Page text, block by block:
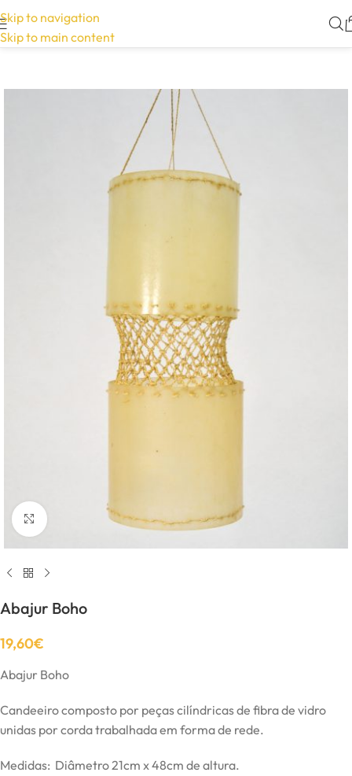
Skip to navigation
Skip to main content
Click to enlarge
Abajur Boho
19,60€
Abajur Boho
Candeeiro composto por peças cilíndricas de fibra de vidro
unidas por corda trabalhada em forma de rede.
Medidas: Diâmetro 21cm x 48cm de altura.